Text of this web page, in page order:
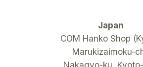
Japan
COM Hanko Shop
Marukizaimoku-